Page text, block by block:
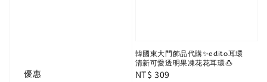
優惠
韓國東大門飾品代購✨edito耳環
清新可愛透明果凍花花耳環🍮
Regular
NT$ 309